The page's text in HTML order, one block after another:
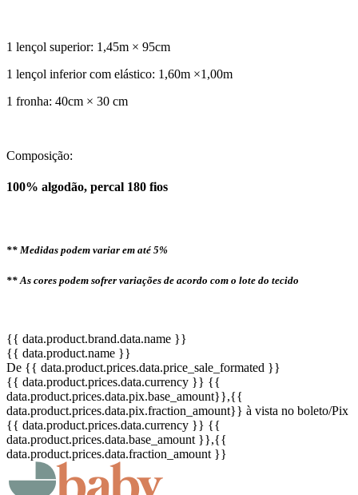
1 lençol superior: 1,45m × 95cm
1 lençol inferior com elástico: 1,60m ×1,00m
1 fronha: 40cm × 30 cm
Composição:
100% algodão, percal 180 fios
** Medidas podem variar em até 5%
** As cores podem sofrer variações de acordo com o lote do tecido
{{ data.product.brand.data.name }}
{{ data.product.name }}
De {{ data.product.prices.data.price_sale_formated }}
{{ data.product.prices.data.currency }} {{
data.product.prices.data.pix.base_amount}},{{
data.product.prices.data.pix.fraction_amount}} à vista no boleto/Pix
{{ data.product.prices.data.currency }} {{
data.product.prices.data.base_amount }},{{
data.product.prices.data.fraction_amount }}